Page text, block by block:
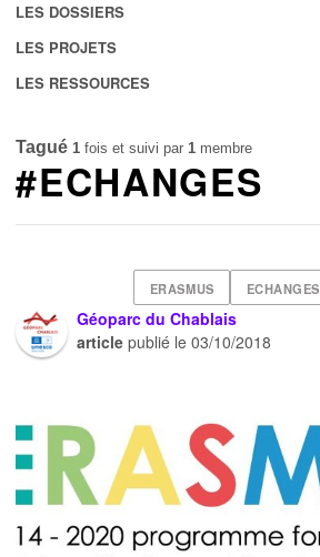
LES DOSSIERS
LES PROJETS
LES RESSOURCES
Tagué 1 fois et suivi par 1 membre
#ECHANGES
ERASMUS ECHANGES
Géoparc du Chablais
article publié le03/10/2018